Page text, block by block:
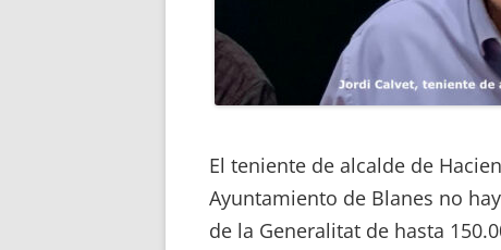
El teniente de alcalde de
Ayuntamiento de Blanes no
de la Generalitat de hasta